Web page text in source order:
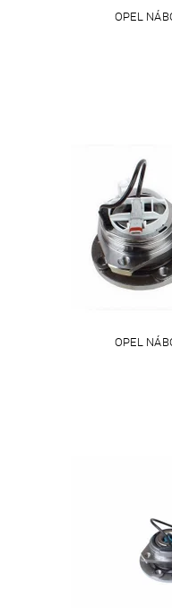
OPEL
OPEL